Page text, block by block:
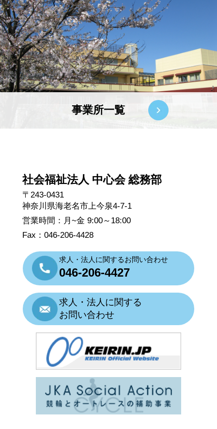
事業所一覧
社会福祉法人 中心会 総務部
〒243-0431
神奈川県海老名市上今泉4-7-1
営業時間：月~金 9:00～18:00
Fax：046-206-4428
求人・法人に関するお問い合わせ
046-206-4427
求人・法人に関する
お問い合わせ